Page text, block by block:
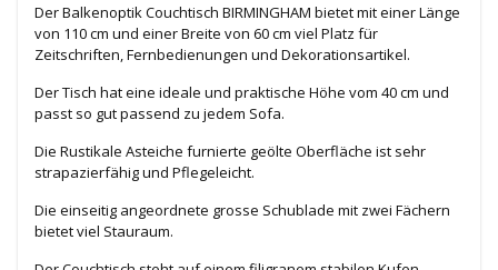
Der Balkenoptik Couchtisch BIRMINGHAM bietet mit einer Länge
von 110 cm und einer Breite von 60 cm viel Platz für
Zeitschriften, Fernbedienungen und Dekorationsartikel.
Der Tisch hat eine ideale und praktische Höhe vom 40 cm und
passt so gut passend zu jedem Sofa.
Die Rustikale Asteiche furnierte geölte Oberfläche ist sehr
strapazierfähig und Pflegeleicht.
Die einseitig angeordnete grosse Schublade mit zwei Fächern
bietet viel Stauraum.